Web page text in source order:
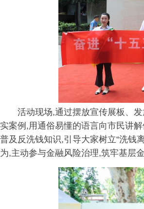
活动现场,通过摆放宣传展板、
实案例,用通俗易懂的语言向市民讲
普及反洗钱知识,引导大家树立“洗钱
为,主动参与金融风险治理,筑牢基层